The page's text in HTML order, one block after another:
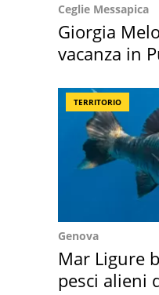
Ceglie Messapica
Giorgia
vacanza in
TERRITORIO
Genova
Mar Ligure
pesci alieni